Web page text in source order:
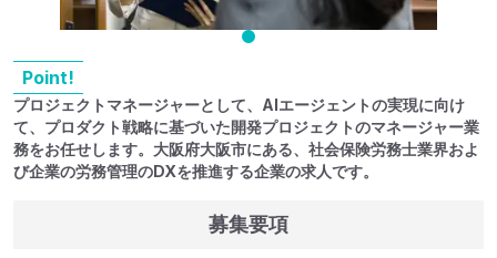
Point!
プロジェクトマネージャーとして、AIエージェントの実現に向け
て、プロダクト戦略に基づいた開発プロジェクトのマネージャー業
務をお任せします。大阪府大阪市にある、社会保険労務士業界およ
び企業の労務管理のDXを推進する企業の求人です。
募集要項